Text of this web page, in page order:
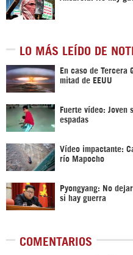
LO MÁS LEÍDO DE
En caso de Tercera
mitad de EEUU
Fuerte vídeo: Joven
espadas
Vídeo impactante:
río Mapocho
Pyongyang: No
si hay guerra
COMENTARIOS